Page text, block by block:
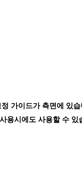
가이드가 측면에 있
용시에도 사용할 수 있